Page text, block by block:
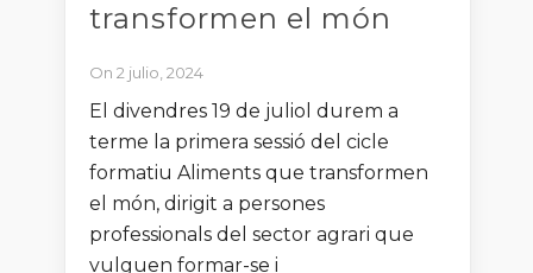
transformen el món
On 2 julio, 2024
El divendres 19 de juliol durem a
terme la primera sessió del cicle
formatiu Aliments que transformen
el món, dirigit a persones
professionals del sector agrari que
vulguen formar-se i